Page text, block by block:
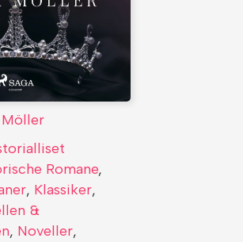
Romane,
, Klassiker,
&
, Noveller,